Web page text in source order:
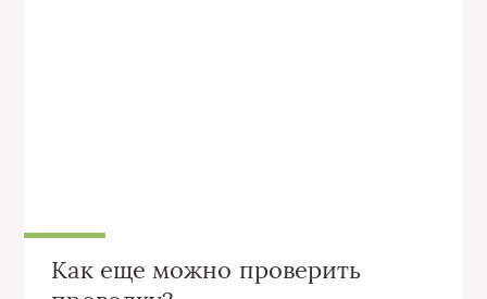
Как еще можно проверить